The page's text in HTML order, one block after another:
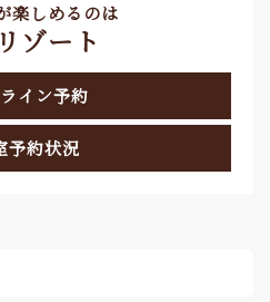
楽しめるのは
ゾート
イン予約
予約状況